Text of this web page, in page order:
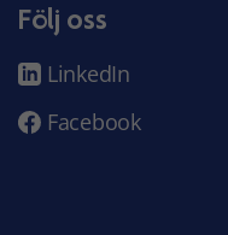
Följ oss
LinkedIn
Facebook